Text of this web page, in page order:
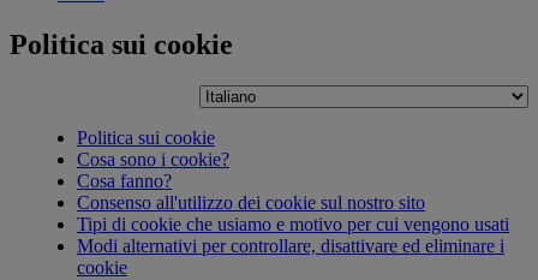
Politica sui cookie
Politica sui cookie
Cosa sono i cookie?
Cosa fanno?
Consenso all'utilizzo dei cookie sul nostro sito
Tipi di cookie che usiamo e motivo per cui vengono usati
Modi alternativi per controllare, disattivare ed eliminare i
cookie